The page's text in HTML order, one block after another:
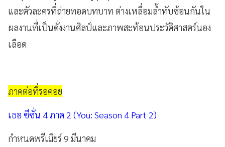
และตัวละครที่ถ่ายทอดบทบาท ต่างเหลื่อมล้ำทับซ้อนกันใน
ผลงานที่เป็นดั่งงานศิลป์และภาพสะท้อนประวัติศาสตร์นอง
เลือด
ภาคต่อที่รอคอย
เธอ ซีซั่น 4 ภาค 2 (You: Season 4 Part 2)
กำหนดพรีเมียร์ 9 มีนาคม